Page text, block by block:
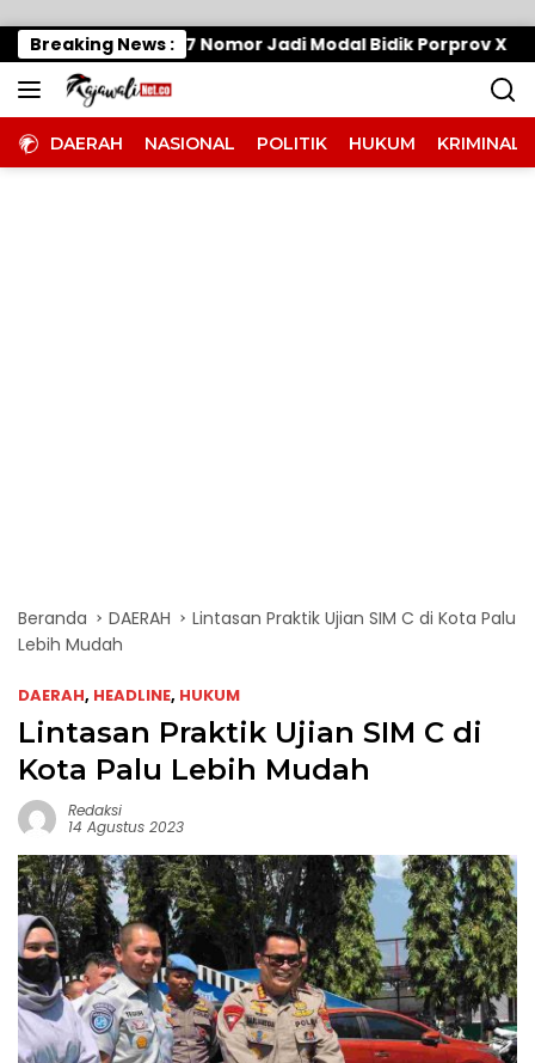
Breaking News :
Mesin, 7 Nomor Jadi Modal Bidik Porprov X
DAERAH NASIONAL POLITIK HUKUM KRIMINAL
Beranda DAERAH
Lintasan Praktik Ujian SIM C di Kota Palu
Lebih Mudah
DAERAH, HEADLINE, HUKUM
Lintasan Praktik Ujian SIM C di
Kota Palu Lebih Mudah
Redaksi
14 Agustus 2023